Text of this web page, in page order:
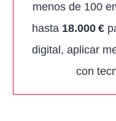
menos de 100
hasta 18.000 €
digital, aplicar
con